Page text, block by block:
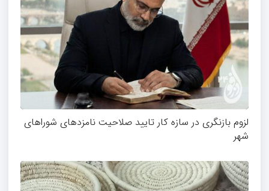
لزوم بازنگری در سازه کار تایید صلاحیت نامزدهای شوراهای
شهر